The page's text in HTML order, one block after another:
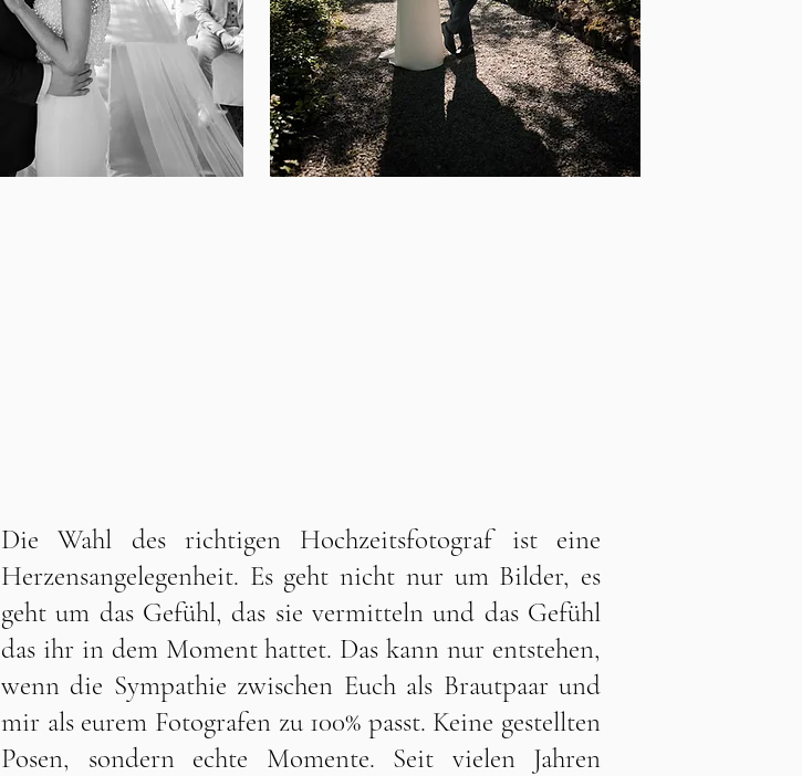
Die Wahl des richtigen Hochzeitsfotograf ist eine
Herzensangelegenheit. Es geht nicht nur um Bilder, es
geht um das Gefühl, das sie vermitteln und das Gefühl
das ihr in dem Moment hattet. Das kann nur entstehen,
wenn die Sympathie zwischen Euch als Brautpaar und
mir als eurem Fotografen zu 100% passt. Keine gestellten
Posen, sondern echte Momente. Seit vielen Jahren